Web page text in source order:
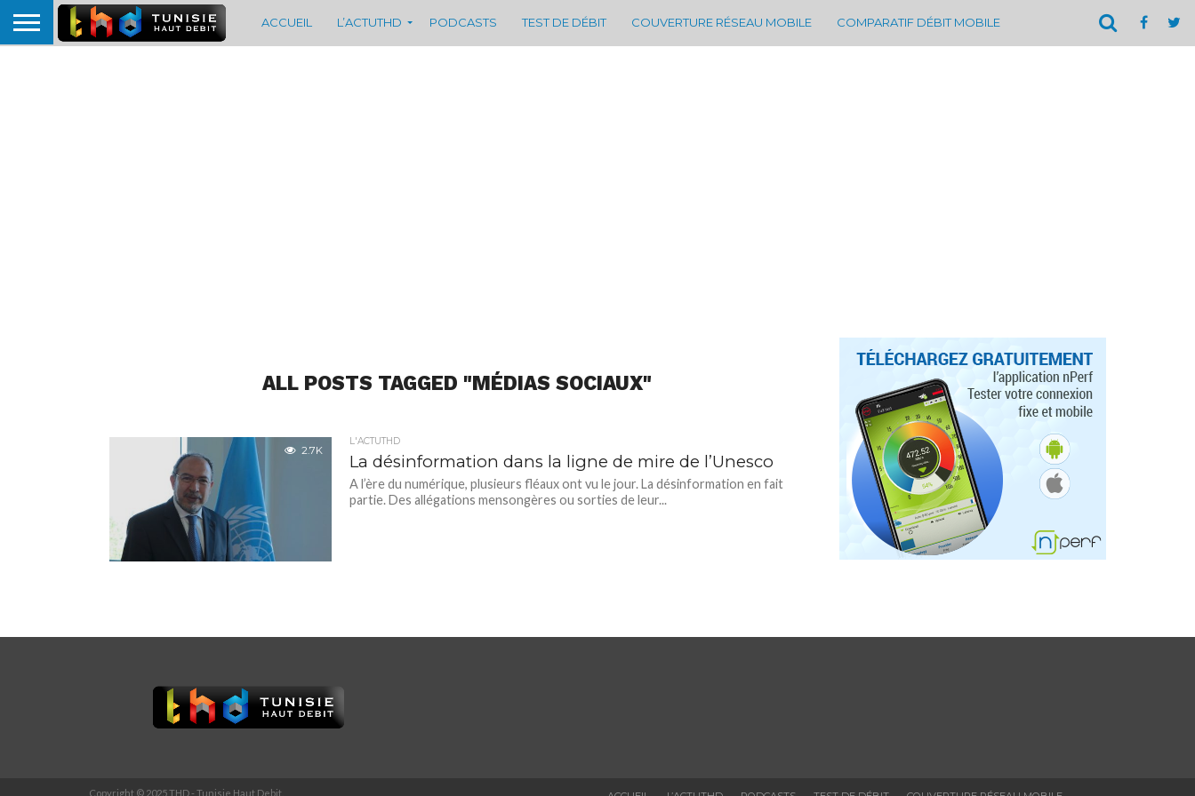
ACCUEIL L’ACTUTHD PODCASTS TEST DE DÉBIT COUVERTURE RÉSEAU MOBILE COMPARATIF DÉBIT MOBILE
ALL POSTS TAGGED "MÉDIAS SOCIAUX"
2.7K
L'ACTUTHD
La désinformation dans la ligne de mire de l’Unesco
A l’ère du numérique, plusieurs fléaux ont vu le jour. La désinformation en fait
partie. Des allégations mensongères ou sorties de leur...
Copyright © 2025 THD - Tunisie Haut Debit.